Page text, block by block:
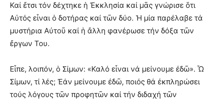
Καί ἔτσι τόν δέχτηκε ἡ Ἐκκλησία καί μᾶς γνώρισε ὅτι
Αὐτός εἶναι ὁ δοτήρας καί τῶν δύο. Ἡ μία παρέλαβε τά
μυστήρια Αὐτοῦ καί ἡ ἄλλη φανέρωσε τήν δόξα τῶν
ἔργων Του.
Εἶπε, λοιπόν, ὁ Σίμων: «Καλό εἶναι νά μείνουμε ἐδῶ». Ὦ
Σίμων, τί λές; Ἐάν μείνουμε ἐδῶ, ποιός θά ἐκπληρώσει
τούς λόγους τῶν προφητῶν καί τήν διδαχή τῶν